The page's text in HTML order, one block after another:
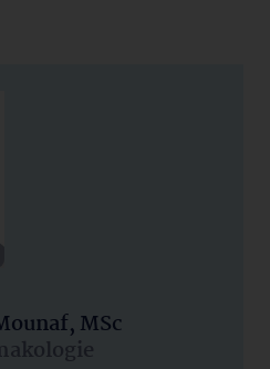
MSc